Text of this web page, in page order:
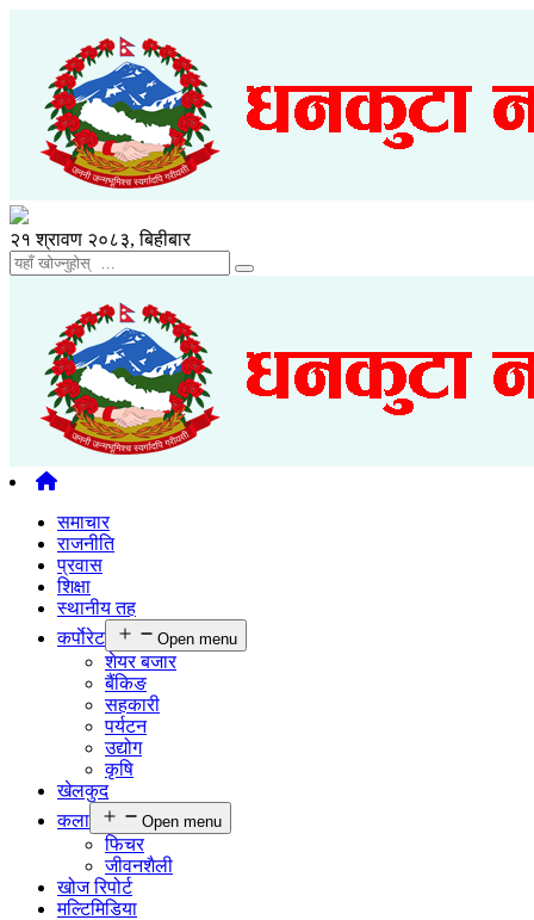
२१ श्रावण २०८३, बिहीबार
समाचार
राजनीति
प्रवास
शिक्षा
स्थानीय तह
कर्पाेरेट
Open menu
शेयर बजार
बैंकिङ
सहकारी
पर्यटन
उद्योग
कृषि
खेलकुद
कला
Open menu
फिचर
जीवनशैली
खोज रिपोर्ट
मल्टिमिडिया